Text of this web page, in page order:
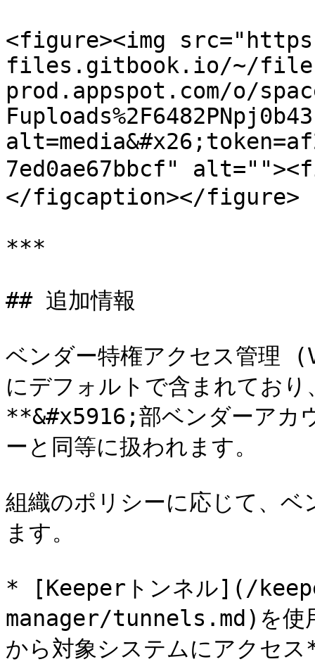
<figure><img
files.gitbook.io/~/
prod.appspot.com/o/
7ed0ae67bbcf"
</figcaption></figure>
***
## 追加情報
ベンダー特権アクセス管理
にデフォルトで含まれてお
**&#x5916;部ベンダーアカ
ーと同等に扱われます。
組織のポリシーに応じて、ベ
ます。
* [Keeperトンネル](/
manager/tunnels.md)を使
から対象システムにアクセ